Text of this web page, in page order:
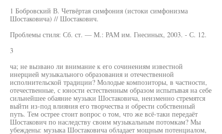
1 Бобровский В. Четвёртая симфония (истоки симфонизма
Шостаковича) // Шостакович.
Проблемы стиля: Сб. ст. — М.: РАМ им. Гнесиных, 2003. - С. 12.
3
ча; не вызвано ли внимание к его сочинениям известной
инерцией музыкального образования и отечественной
исполнительской традиции? Молодые композиторы, в частности,
отечественные, с юности естественным образом испытывая на себе
сильнейшее обаяние музыки Шостаковича, неизменно стремятся
выйти из-под влияния его творчества и обрести собственный
путь. Тем острее стоит вопрос о том, что же всё-таки передаёт
Шостакович по наследству своим музыкальным потомкам? Мы
убеждены: музыка Шостаковича обладает мощным потенциалом,